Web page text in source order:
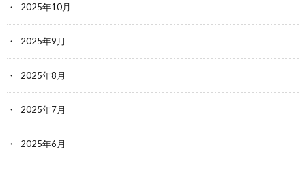
2025年10月
2025年9月
2025年8月
2025年7月
2025年6月